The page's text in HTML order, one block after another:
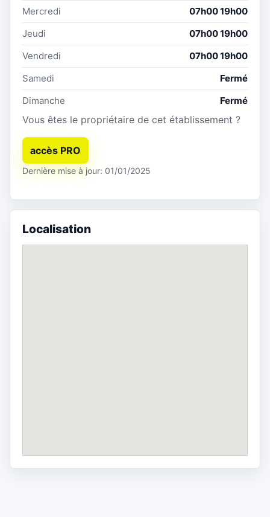
Mercredi
07h00 19h00
Jeudi
07h00 19h00
Vendredi
07h00 19h00
Samedi
Fermé
Dimanche
Fermé
Vous êtes le propriétaire de cet établissement ?
accès PRO
Dernière mise à jour: 01/01/2025
Localisation